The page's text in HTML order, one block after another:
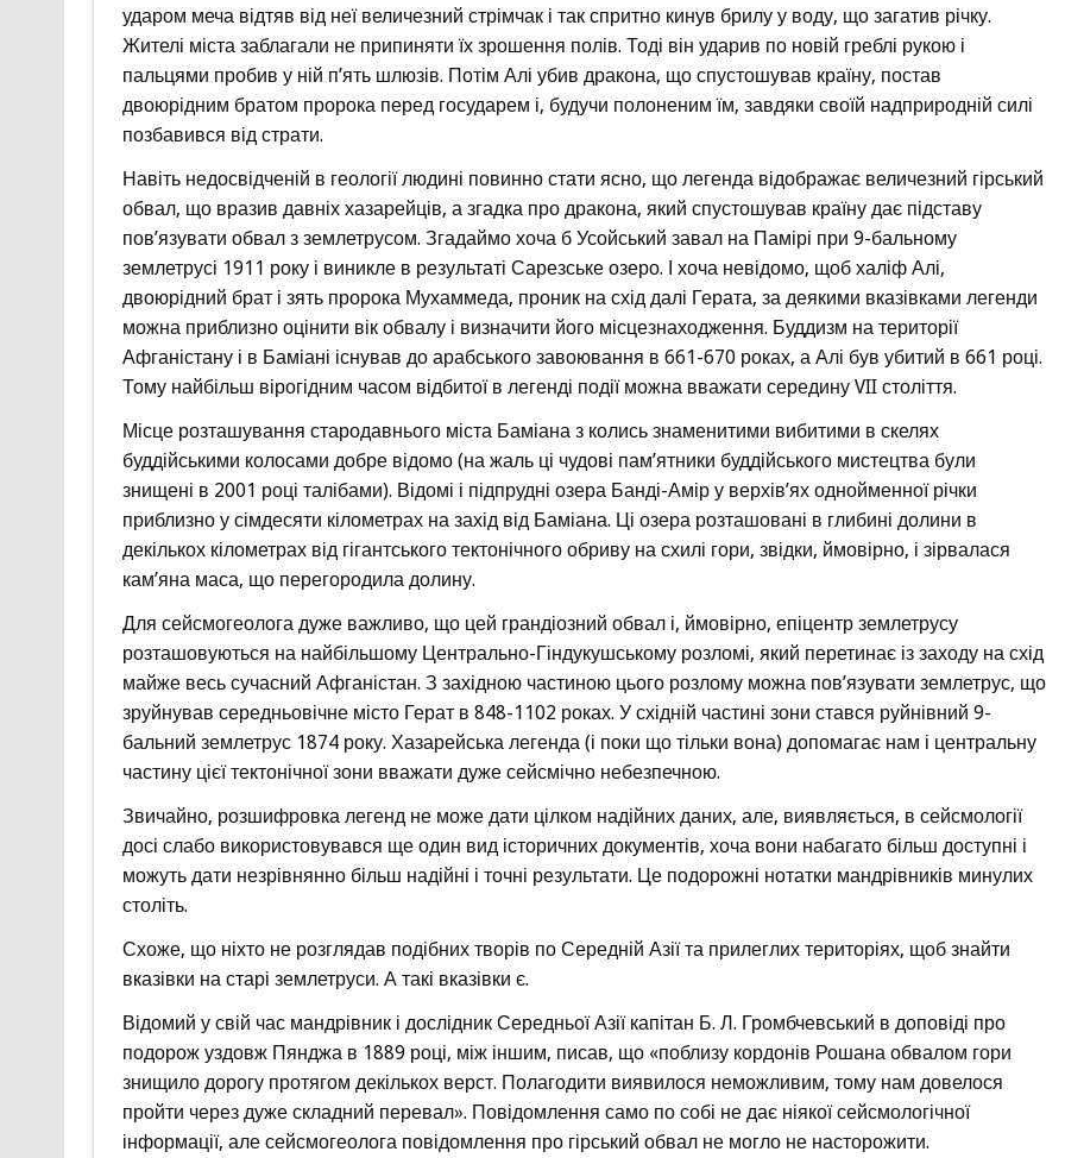
ударом меча відтяв від неї величезний стрімчак і так спритно кинув брилу у воду, що загатив річку.
Жителі міста заблагали не припиняти їх зрошення полів. Тоді він ударив по новій греблі рукою і
пальцями пробив у ній п’ять шлюзів. Потім Алі убив дракона, що спустошував країну, постав
двоюрідним братом пророка перед государем і, будучи полоненим їм, завдяки своїй надприродній силі
позбавився від страти.
Навіть недосвідченій в геології людині повинно стати ясно, що легенда відображає величезний гірський
обвал, що вразив давніх хазарейців, а згадка про дракона, який спустошував країну дає підставу
пов’язувати обвал з землетрусом. Згадаймо хоча б Усойський завал на Памірі при 9-бальному
землетрусі 1911 року і виникле в результаті Сарезське озеро. І хоча невідомо, щоб халіф Алі,
двоюрідний брат і зять пророка Мухаммеда, проник на схід далі Герата, за деякими вказівками легенди
можна приблизно оцінити вік обвалу і визначити його місцезнаходження. Буддизм на території
Афганістану і в Баміані існував до арабського завоювання в 661-670 роках, а Алі був убитий в 661 році.
Тому найбільш вірогідним часом відбитої в легенді події можна вважати середину VII століття.
Місце розташування стародавнього міста Баміана з колись знаменитими вибитими в скелях
буддійськими колосами добре відомо (на жаль ці чудові пам’ятники буддійського мистецтва були
знищені в 2001 році талібами). Відомі і підпрудні озера Банді-Амір у верхів’ях однойменної річки
приблизно у сімдесяти кілометрах на захід від Баміана. Ці озера розташовані в глибині долини в
декількох кілометрах від гігантського тектонічного обриву на схилі гори, звідки, ймовірно, і зірвалася
кам’яна маса, що перегородила долину.
Для сейсмогеолога дуже важливо, що цей грандіозний обвал і, ймовірно, епіцентр землетрусу
розташовуються на найбільшому Центрально-Гіндукушському розломі, який перетинає із заходу на схід
майже весь сучасний Афганістан. З західною частиною цього розлому можна пов’язувати землетрус, що
зруйнував середньовічне місто Герат в 848-1102 роках. У східній частині зони стався руйнівний 9-
бальний землетрус 1874 року. Хазарейська легенда (і поки що тільки вона) допомагає нам і центральну
частину цієї тектонічної зони вважати дуже сейсмічно небезпечною.
Звичайно, розшифровка легенд не може дати цілком надійних даних, але, виявляється, в сейсмології
досі слабо використовувався ще один вид історичних документів, хоча вони набагато більш доступні і
можуть дати незрівнянно більш надійні і точні результати. Це подорожні нотатки мандрівників минулих
століть.
Схоже, що ніхто не розглядав подібних творів по Середній Азії та прилеглих територіях, щоб знайти
вказівки на старі землетруси. А такі вказівки є.
Відомий у свій час мандрівник і дослідник Середньої Азії капітан Б. Л. Громбчевський в доповіді про
подорож уздовж Пянджа в 1889 році, між іншим, писав, що «поблизу кордонів Рошана обвалом гори
знищило дорогу протягом декількох верст. Полагодити виявилося неможливим, тому нам довелося
пройти через дуже складний перевал». Повідомлення само по собі не дає ніякої сейсмологічної
інформації, але сейсмогеолога повідомлення про гірський обвал не могло не насторожити.